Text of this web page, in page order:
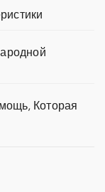
Которая